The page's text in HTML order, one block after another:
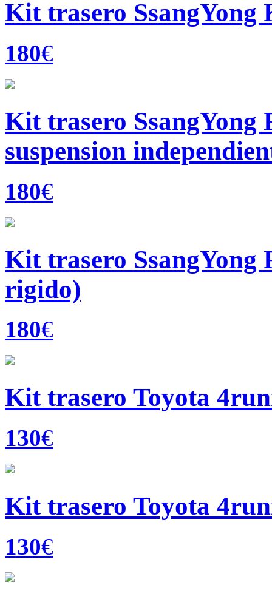
Kit trasero SsangYong
180€
Kit trasero SsangYong
suspension
180€
Kit trasero SsangYong
rigido)
180€
Kit trasero Toyota
130€
Kit trasero Toyota
130€